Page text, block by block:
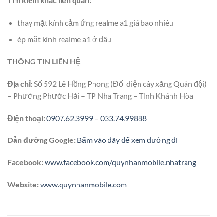
thay mặt kính cảm ứng realme a1 giá bao nhiêu
ép mặt kính realme a1 ở đâu
THÔNG TIN LIÊN HỆ
Địa chỉ:Số 592 Lê Hồng Phong (Đối diện cây xăng Quân đội)
– Phường Phước Hải – TP Nha Trang – Tỉnh Khánh Hòa
Điện thoại:0907.62.3999 – 033.74.99888
Dẫn đường Google: Bấm vào đây để xem đường đi
Facebook:www.facebook.com/quynhanmobile.nhatrang
Website:www.quynhanmobile.com